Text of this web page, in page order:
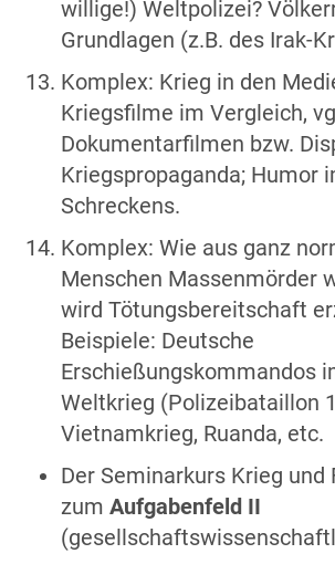
willige!) Weltpolizei?
Grundlagen (z.B. des Irak-
Komplex: Krieg in den
Kriegsfilme im Vergleich,
Dokumentarfilmen bzw.
Kriegspropaganda; Humor
Schreckens.
Komplex: Wie aus ganz
Menschen Massenmörder
wird Tötungsbereitschaft
Beispiele: Deutsche
Erschießungskommandos
Weltkrieg (Polizeibataillon
Vietnamkrieg, Ruanda, etc.
Der Seminarkurs Krieg und
zum Aufgabenfeld II